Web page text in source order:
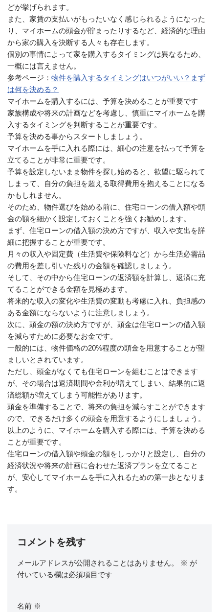
どが挙げられます。
また、家賃の支払いがもったいなく感じられるようになった
り、マイホームの頭金が貯まったりするなど、経済的な理由
から家の購入を決断する人々も存在します。
個別の事情によって家を購入するタイミングは異なるため、
一概には言えません。
参考ページ： 物件を購入するタイミングはいつがいい？まず
は何を決める？
マイホームを購入するには、予算を決めることが重要です
家族構成や将来の計画などを考慮し、慎重にマイホームを購
入するタイミングを判断することが重要です。
予算を決める事からスタートしましょう。
マイホームを手に入れる際には、細心の注意を払って予算を
立てることが非常に重要です。
予算を設定しないまま物件を探し始めると、欲望に駆られて
しまって、自分の負担を超える取得費用を抱えることになる
かもしれません。
そのため、物件選びを始める前に、住宅ローンの借入額や頭
金の額を細かく設定しておくことを強くお勧めします。
まず、住宅ローンの借入額の決め方ですが、収入や支出を詳
細に把握することが重要です。
月々の収入や固定費（生活費や保険料など）から生活必需品
の費用を差し引いた残りの金額を確認しましょう。
そして、その中から住宅ローンの返済額を計算し、返済に充
てることができる金額を見極めます。
将来的な収入の変化や生活費の変動も考慮に入れ、負担感の
ある金額にならないように注意しましょう。
次に、頭金の額の決め方ですが、頭金は住宅ローンの借入額
を減らすために必要なお金です。
一般的には、物件価格の20%程度の頭金を用意することが望
ましいとされています。
ただし、頭金がなくても住宅ローンを組むことはできます
が、その場合は返済期間や金利が増えてしまい、結果的に返
済総額が増えてしまう可能性があります。
頭金を準備することで、将来の負担を減らすことができます
ので、できるだけ多くの頭金を用意するようにしましょう。
以上のように、マイホームを購入する際には、予算を決める
ことが重要です。
住宅ローンの借入額や頭金の額をしっかりと設定し、自分の
経済状況や将来の計画に合わせた返済プランを立てること
が、安心してマイホームを手に入れるための第一歩となりま
す。
コメントを残す
メールアドレスが公開されることはありません。 ※ が
付いている欄は必須項目です
名前 ※